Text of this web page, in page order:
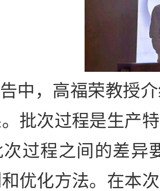
中，高福荣教授
批次过程是生产
过程之间的差异
优化方法。在本